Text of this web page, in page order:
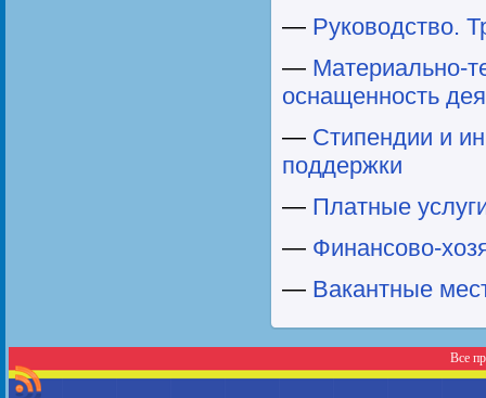
— Руководство.
— Материально-
оснащенность
— Стипендии и
поддержки
— Платные
— Финансово-
— Вакантные
Все